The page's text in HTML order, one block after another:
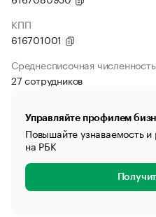
КПП
616701001
Среднесписочная численность
27 сотрудников
Управляйте профилем
Повышайте узнаваемость
на РБК